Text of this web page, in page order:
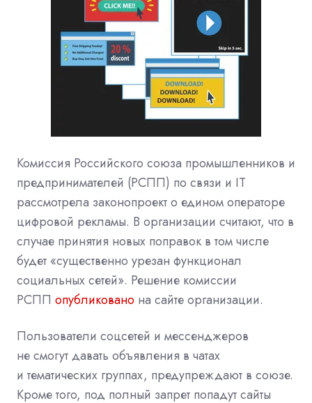
Комиссия Российского союза промышленников и
предпринимателей (РСПП) по связи и IT
рассмотрела законопроект о едином операторе
цифровой рекламы. В организации считают, что в
случае принятия новых поправок в том числе
будет «существенно урезан функционал
социальных сетей». Решение комиссии
РСПП опубликовано на сайте организации.
Пользователи соцсетей и мессенджеров
не смогут давать объявления в чатах
и тематических группах, предупреждают в союзе.
Кроме того, под полный запрет попадут сайты